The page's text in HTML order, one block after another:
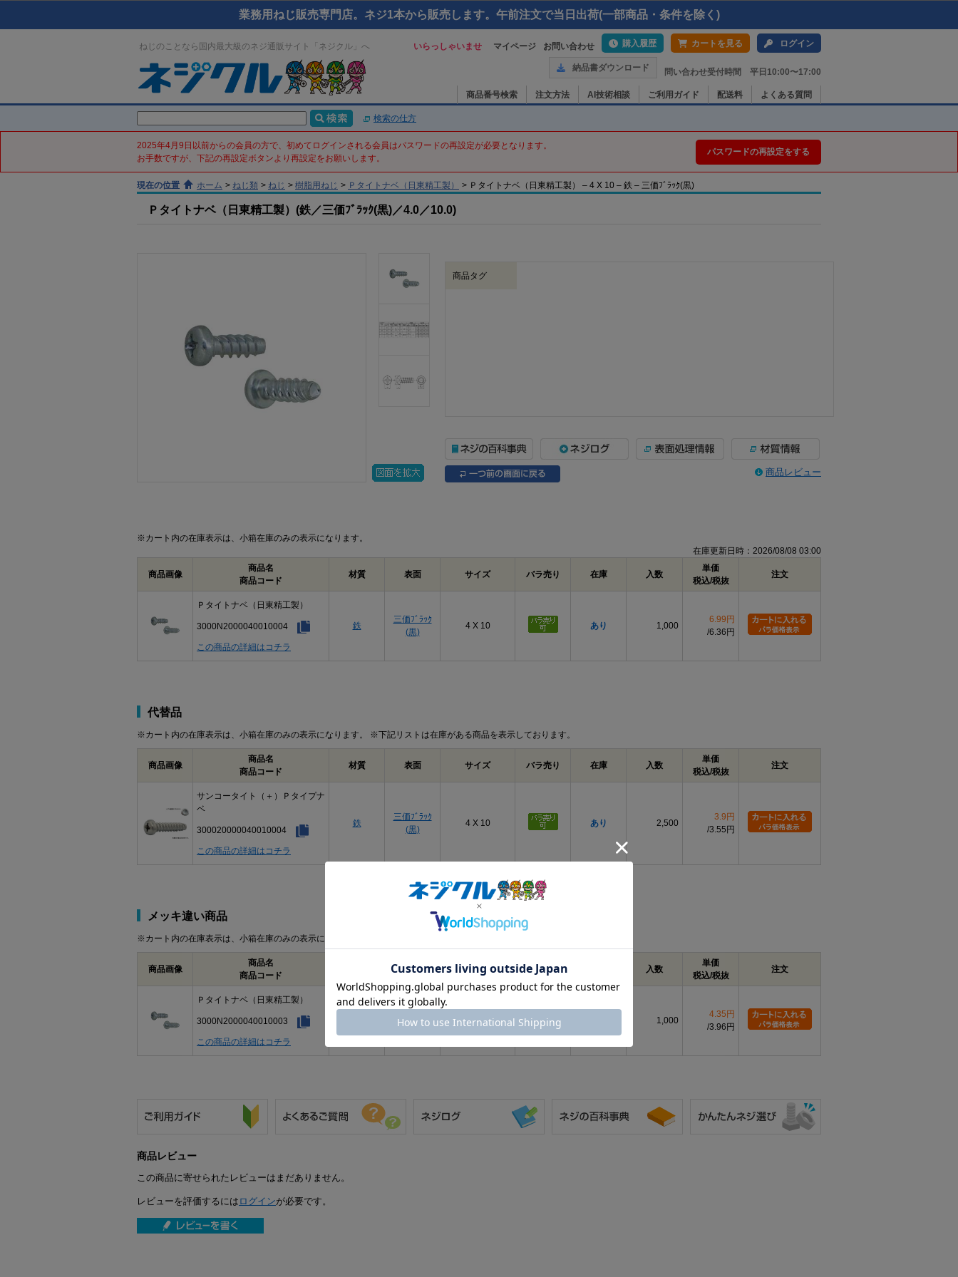
業務用ねじ販売専門店。ネジ1本から販売します。午前注文で当日出荷(一部商品・条件を除く)
ねじのことなら国内最大級のネジ通販サイト「ネジクル」へ いらっしゃいませ マイページ お問い合わせ 購入履歴 カートを見る ログイン
納品書ダウンロード 問い合わせ受付時間 平日10:00〜17:00
商品番号検索 注文方法 AI技術相談 ご利用ガイド 配送料 よくある質問
検索の仕方
2025年4月9日以前からの会員の方で、初めてログインされる会員はパスワードの再設定が必要となります。
お手数ですが、下記の再設定ボタンより再設定をお願いします。
パスワードの再設定をする
現在の位置 ホーム > ねじ類 > ねじ > 樹脂用ねじ > Ｐタイトナベ（日東精工製） > Ｐタイトナベ（日東精工製） – 4 X 10 – 鉄 – 三価ﾌﾞﾗｯｸ(黒)
Ｐタイトナベ（日東精工製）(鉄／三価ﾌﾞﾗｯｸ(黒)／4.0／10.0)
商品タグ
商品レビュー
※カート内の在庫表示は、小箱在庫のみの表示になります。
在庫更新日時：2026/08/08 03:00
商品画像
商品名
商品コード
材質 表面 サイズ バラ売り 在庫 入数
単価
税込/税抜
注文
Ｐタイトナベ（日東精工製）
3000N2000040010004
この商品の詳細はコチラ
鉄
三価ﾌﾞﾗｯｸ
(黒)
4 X 10 あり 1,000
6.99円
6.36円
代替品
※カート内の在庫表示は、小箱在庫のみの表示になります。 ※下記リストは在庫がある商品を表示しております。
商品画像
商品名
商品コード
材質 表面 サイズ バラ売り 在庫 入数
単価
税込/税抜
注文
サンコータイト（＋）Ｐタイプナ
ベ
300020000040010004
この商品の詳細はコチラ
鉄
三価ﾌﾞﾗｯｸ
(黒)
4 X 10 あり 2,500
3.9円
3.55円
メッキ違い商品
※カート内の在庫表示は、小箱在庫のみの表示になります。 ※下記リストは在庫がある商品を表示しております。
商品画像
商品名
商品コード
表面 サイズ バラ売り 入数
単価
税込/税抜
注文
Ｐタイトナベ（日東精工製）
3000N2000040010003
この商品の詳細はコチラ
(銀)
4 X 10 1,000
4.35円
3.96円
商品レビュー
この商品に寄せられたレビューはまだありません。
レビューを評価するには ログインが必要です。